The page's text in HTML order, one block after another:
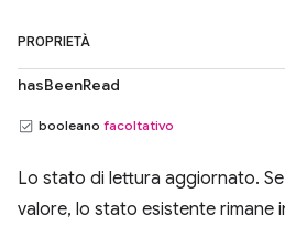
PROPRIETÀ
hasBeenRead
booleano facoltativo
Lo stato di lettura aggiornato.
valore, lo stato esistente rimane